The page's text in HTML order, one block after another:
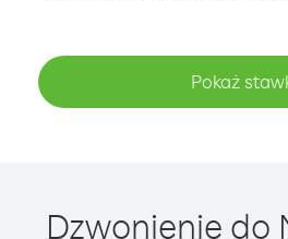
Pokaż
Dzwonienie do